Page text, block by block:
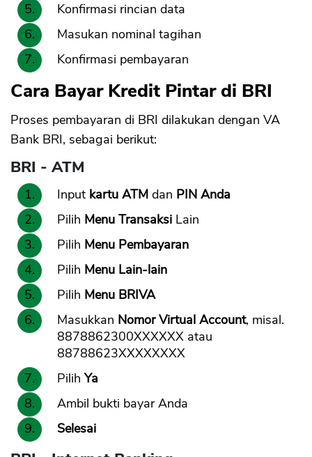
Konfirmasi rincian data
Masukan nominal tagihan
Konfirmasi pembayaran
Cara Bayar Kredit Pintar di BRI
Proses pembayaran di BRI dilakukan dengan VA
Bank BRI, sebagai berikut:
BRI - ATM
Input kartu ATM dan PIN Anda
Pilih Menu Transaksi Lain
Pilih Menu Pembayaran
Pilih Menu Lain-lain
Pilih Menu BRIVA
Masukkan Nomor Virtual Account, misal.
8878862300XXXXXX atau
88788623XXXXXXXX
PilihYa
Ambil bukti bayar Anda
Selesai